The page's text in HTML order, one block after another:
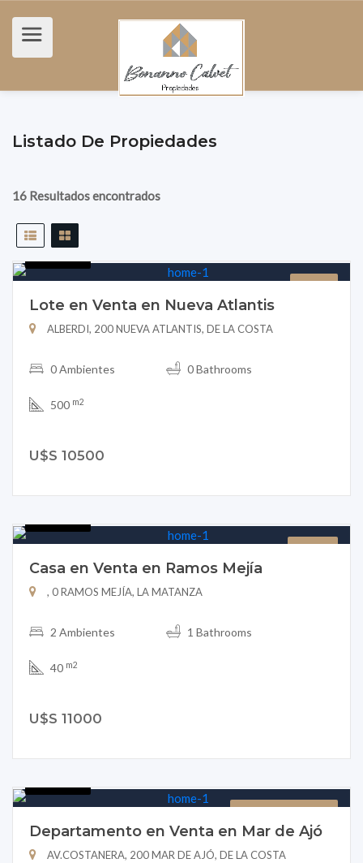
Listado De Propiedades
16 Resultados encontrados
LOTE
Lote en Venta en Nueva Atlantis
ALBERDI, 200 NUEVA ATLANTIS, DE LA COSTA
0 Ambientes 0 Bathrooms
500 m2
U$S 10500
Casa en Venta en Ramos Mejía
, 0 RAMOS MEJÍA, LA MATANZA
2 Ambientes 1 Bathrooms
40 m2
U$S 11000
Departamento en Venta en Mar de Ajó
AV.COSTANERA, 200 MAR DE AJÓ, DE LA COSTA